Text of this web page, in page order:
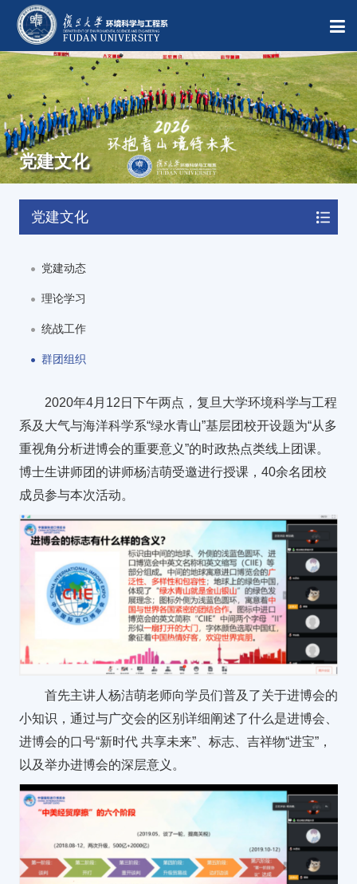
党建文化
党建文化
党建动态
理论学习
统战工作
群团组织
2020年4月12日下午两点，复旦大学环境科学与工程
系及大气与海洋科学系“绿水青山”基层团校开设题为“从多
重视角分析进博会的重要意义”的时政热点类线上团课。
博士生讲师团的讲师杨洁萌受邀进行授课，40余名团校
成员参与本次活动。
首先主讲人杨洁萌老师向学员们普及了关于进博会的
小知识，通过与广交会的区别详细阐述了什么是进博会、
进博会的口号“新时代 共享未来”、标志、吉祥物“进宝”，
以及举办进博会的深层意义。